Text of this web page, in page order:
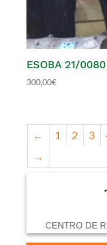
ESOBA 21/0080
300,00€
← 1 2 3
→
CENTRO DE